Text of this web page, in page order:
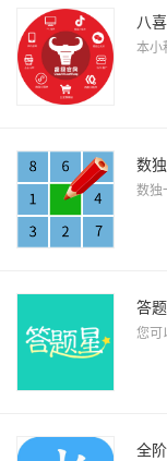
八
本小
数
数独
答
您可
全